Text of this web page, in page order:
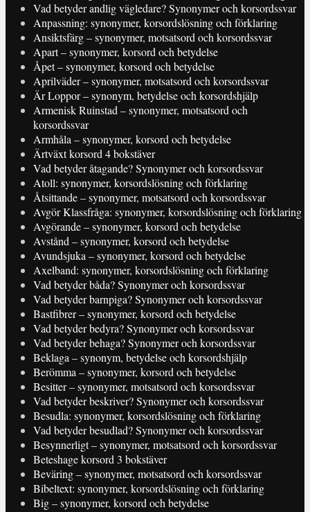
Vad betyder andlig vägledare? Synonymer och korsordssvar
Anpassning: synonymer, korsordslösning och förklaring
Ansiktsfärg – synonymer, motsatsord och korsordssvar
Apart – synonymer, korsord och betydelse
Åpet – synonymer, korsord och betydelse
Aprilväder – synonymer, motsatsord och korsordssvar
Är Loppor – synonym, betydelse och korsordshjälp
Armenisk Ruinstad – synonymer, motsatsord och
korsordssvar
Armhåla – synonymer, korsord och betydelse
Ärtväxt korsord 4 bokstäver
Vad betyder åtagande? Synonymer och korsordssvar
Atoll: synonymer, korsordslösning och förklaring
Åtsittande – synonymer, motsatsord och korsordssvar
Avgör Klassfråga: synonymer, korsordslösning och förklaring
Avgörande – synonymer, korsord och betydelse
Avstånd – synonymer, korsord och betydelse
Avundsjuka – synonymer, korsord och betydelse
Axelband: synonymer, korsordslösning och förklaring
Vad betyder båda? Synonymer och korsordssvar
Vad betyder barnpiga? Synonymer och korsordssvar
Bastfibrer – synonymer, korsord och betydelse
Vad betyder bedyra? Synonymer och korsordssvar
Vad betyder behaga? Synonymer och korsordssvar
Beklaga – synonym, betydelse och korsordshjälp
Berömma – synonymer, korsord och betydelse
Besitter – synonymer, motsatsord och korsordssvar
Vad betyder beskriver? Synonymer och korsordssvar
Besudla: synonymer, korsordslösning och förklaring
Vad betyder besudlad? Synonymer och korsordssvar
Besynnerligt – synonymer, motsatsord och korsordssvar
Beteshage korsord 3 bokstäver
Beväring – synonymer, motsatsord och korsordssvar
Bibeltext: synonymer, korsordslösning och förklaring
Big – synonymer, korsord och betydelse